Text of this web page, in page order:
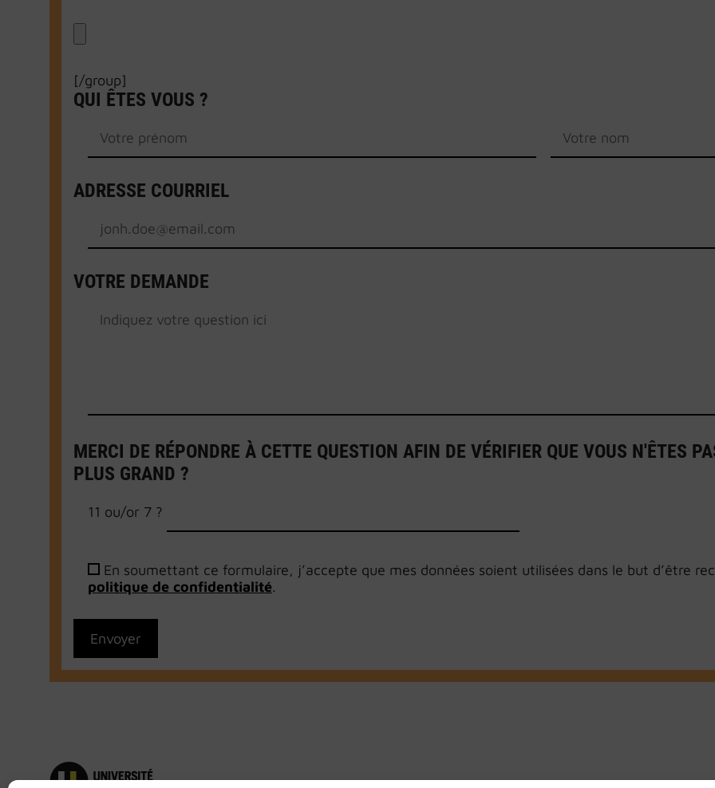
[/group]
QUI ÊTES VOUS ?
ADRESSE COURRIEL
VOTRE DEMANDE
MERCI DE RÉPONDRE À CETTE QUESTION AFIN DE VÉRIFIER QUE VOUS N'ÊTES
PLUS GRAND ?
11 ou/or 7 ?
En soumettant ce formulaire, j’accepte que mes données soient utilisées dans le but d’être
politique de confidentialité.